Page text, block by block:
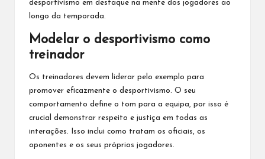
desportivismo em destaque na mente dos jogadores ao
longo da temporada.
Modelar o desportivismo como
treinador
Os treinadores devem liderar pelo exemplo para
promover eficazmente o desportivismo. O seu
comportamento define o tom para a equipa, por isso é
crucial demonstrar respeito e justiça em todas as
interações. Isso inclui como tratam os oficiais, os
oponentes e os seus próprios jogadores.